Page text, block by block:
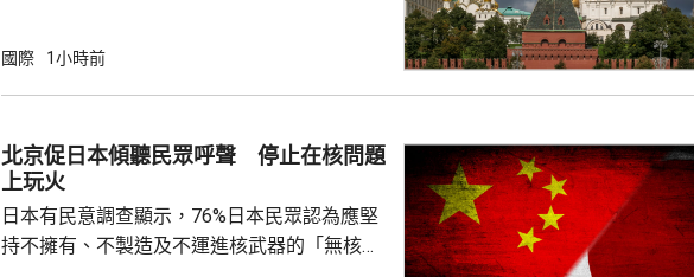
完全專制政權，參與抹黑俄羅斯武裝部隊的活
國際 1小時前
北京促日本傾聽民眾呼聲 停止在核問題
上玩火
日本有民意調查顯示，76%日本民眾認為應堅
持不擁有、不製造及不運進核武器的「無核三